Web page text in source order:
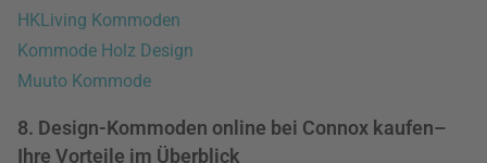
HKLiving Kommoden
Kommode Holz Design
Muuto Kommode
8. Design-Kommoden online bei Connox kaufen–
Ihre Vorteile im Überblick